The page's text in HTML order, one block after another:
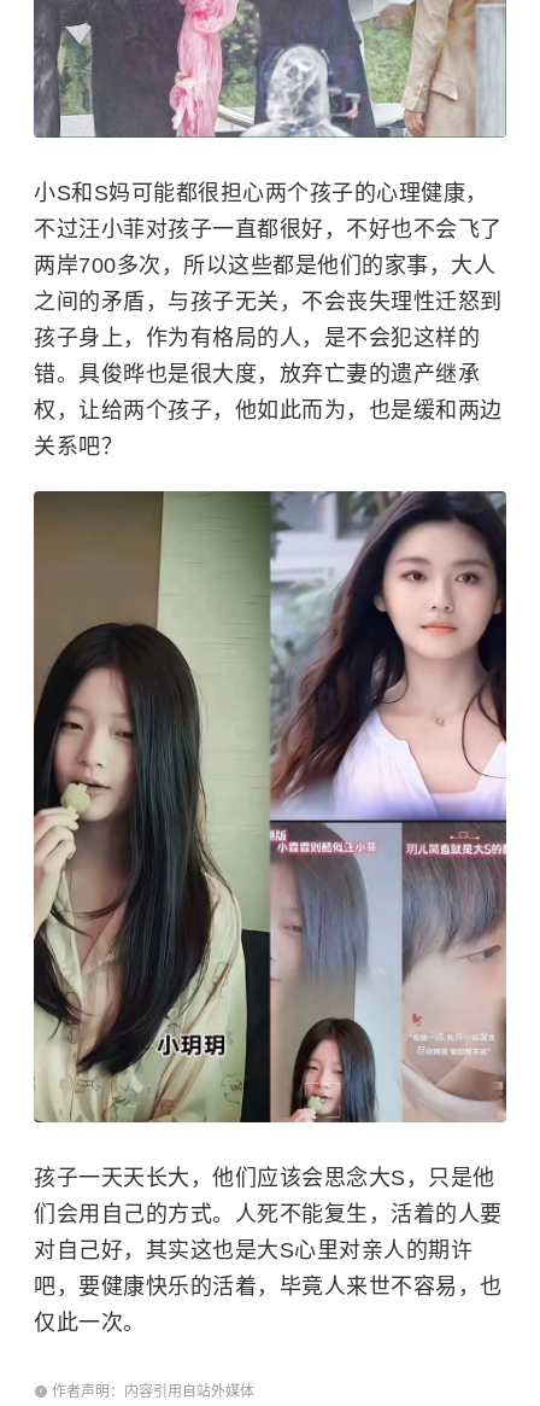
小S和S妈可能都很担心两个孩子的心理健康，
不过汪小菲对孩子一直都很好，不好也不会飞了
两岸700多次，所以这些都是他们的家事，大人
之间的矛盾，与孩子无关，不会丧失理性迁怒到
孩子身上，作为有格局的人，是不会犯这样的
错。具俊晔也是很大度，放弃亡妻的遗产继承
权，让给两个孩子，他如此而为，也是缓和两边
关系吧？
孩子一天天长大，他们应该会思念大S，只是他
们会用自己的方式。人死不能复生，活着的人要
对自己好，其实这也是大S心里对亲人的期许
吧，要健康快乐的活着，毕竟人来世不容易，也
仅此一次。
作者声明：内容引用自站外媒体